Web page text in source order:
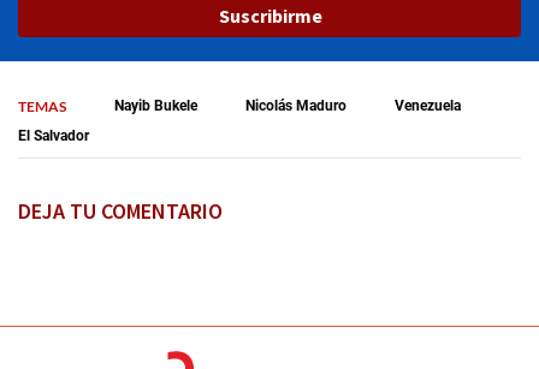
Suscribirme
TEMAS Nayib Bukele Nicolás Maduro
Venezuela
El Salvador
DEJA TU COMENTARIO